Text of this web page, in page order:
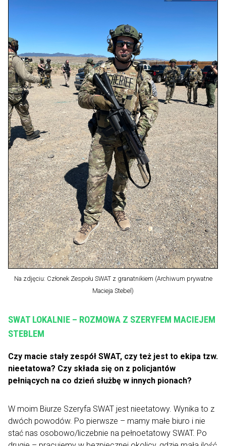
Na zdjęciu: Członek Zespołu SWAT z granatnikiem (Archiwum prywatne
Macieja Stebel)
SWAT LOKALNIE – ROZMOWA Z SZERYFEM MACIEJEM
STEBLEM
Czy macie stały zespół SWAT, czy też jest to ekipa tzw.
nieetatowa? Czy składa się on z policjantów
pełniących na co dzień służbę w innych pionach?
W moim Biurze Szeryfa SWAT jest nieetatowy. Wynika to z
dwóch powodów. Po pierwsze – mamy małe biuro i nie
stać nas osobowo/liczebnie na pełnoetatowy SWAT. Po